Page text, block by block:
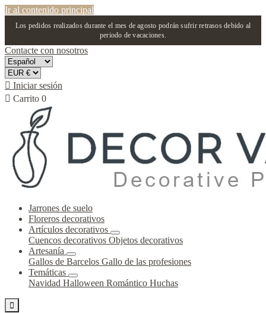
Ir al contenido principal
Los pedidos realizados durante el mes de agosto podrán sufrir retrasos debido al
periodo de vacaciones.
Contacte con nosotros
 Iniciar sesión
 Carrito 0
Jarrones de suelo
Floreros decorativos
Artículos decorativos
Cuencos decorativos Objetos decorativos
Artesanía
Gallos de Barcelos Gallo de las profesiones
Temáticas
Navidad Halloween Romántico Huchas
